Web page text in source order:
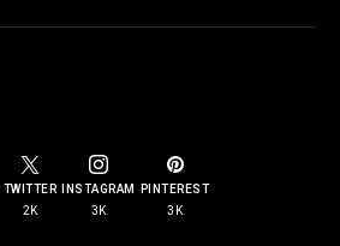
TWITTER
2K
INSTAGRAM
3K
PINTEREST
3K